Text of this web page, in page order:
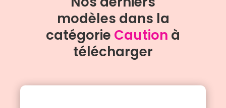
modèles dans la
catégorie Caution à
télécharger